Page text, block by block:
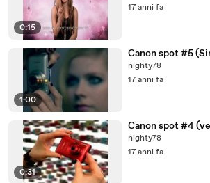
0:15
17 anni fa
1:00
Canon spot #5
nighty78
17 anni fa
0:31
Canon spot #4
nighty78
17 anni fa